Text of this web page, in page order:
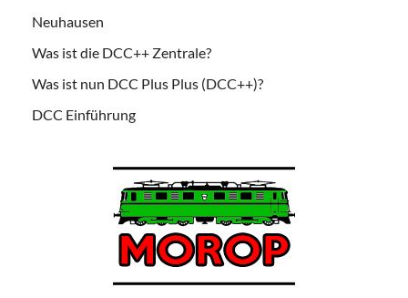
Neuhausen
Was ist die DCC++ Zentrale?
Was ist nun DCC Plus Plus (DCC++)?
DCC Einführung